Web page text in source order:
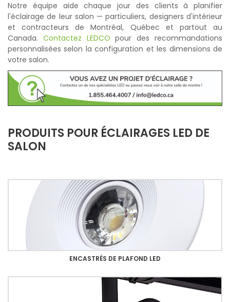
Notre équipe aide chaque jour des clients à planifier
l'éclairage de leur salon — particuliers, designers d'intérieur
et contracteurs de Montréal, Québec et partout au
Canada. Contactez LEDCO pour des recommandations
personnalisées selon la configuration et les dimensions de
votre salon.
PRODUITS POUR ÉCLAIRAGES LED DE
SALON
ENCASTRÉS DE PLAFOND LED